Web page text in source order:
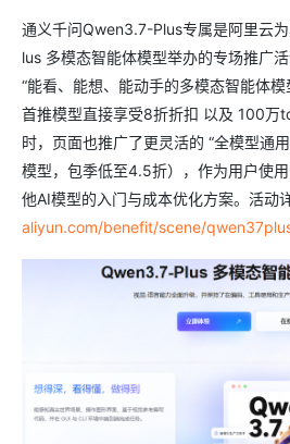
通义千问Qwen3.7-Plus专属是阿里云
lus 多模态智能体模型举办的专场推广
“能看、能想、能动手的多模态智能体
首推模型直接享受8折折扣 以及 100万
时，页面也推广了更灵活的 “全模型通
模型，包季低至4.5折），作为用户使
他AI模型的入门与成本优化方案。活动
aliyun.com/benefit/scene/